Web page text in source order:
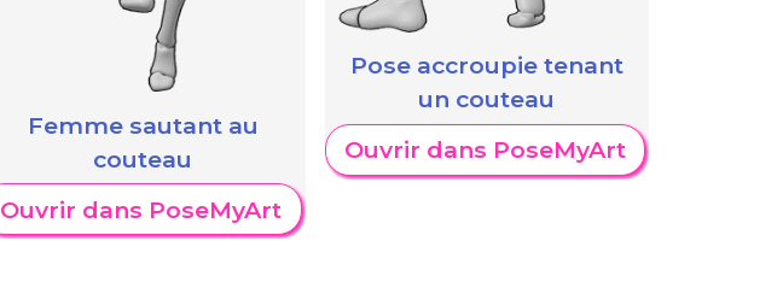
Femme sautant au
couteau
Ouvrir dans PoseMyArt
Pose accroupie tenant
un couteau
Ouvrir dans PoseMyArt